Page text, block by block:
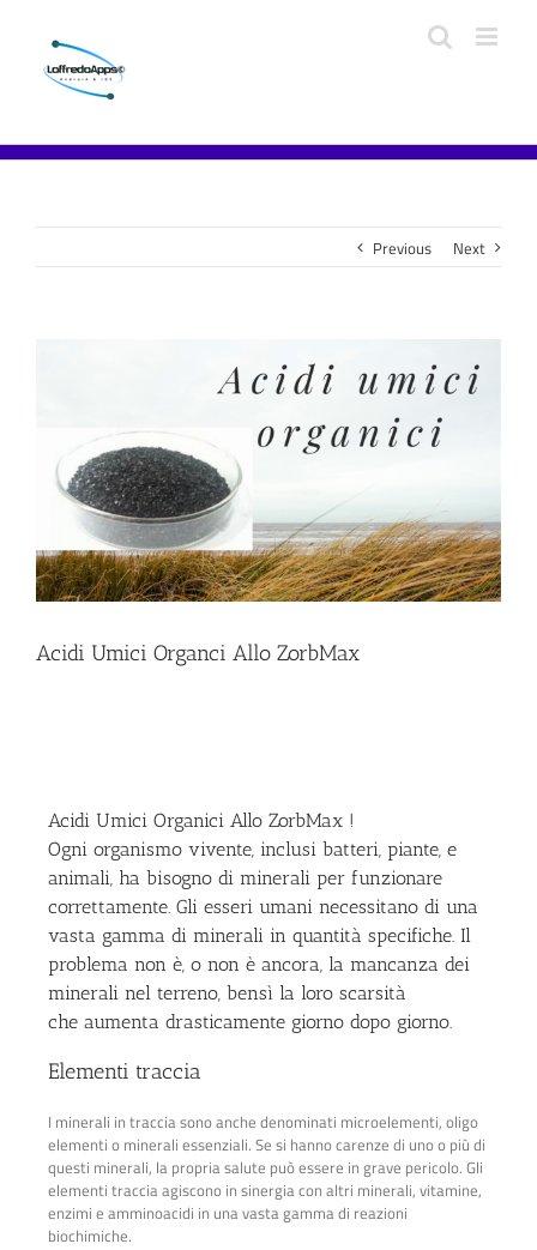
Previous Next
Acidi Umici Organci Allo ZorbMax
Acidi Umici Organici Allo ZorbMax !
Ogni organismo vivente, inclusi batteri, piante, e
animali, ha bisogno di minerali per funzionare
correttamente. Gli esseri umani necessitano di una
vasta gamma di minerali in quantità specifiche. Il
problema non è, o non è ancora, la mancanza dei
minerali nel terreno, bensì la loro scarsità
che aumenta drasticamente giorno dopo giorno.
Elementi traccia
I minerali in traccia sono anche denominati microelementi, oligo
elementi o minerali essenziali. Se si hanno carenze di uno o più di
questi minerali, la propria salute può essere in grave pericolo. Gli
elementi traccia agiscono in sinergia con altri minerali, vitamine,
enzimi e amminoacidi in una vasta gamma di reazioni
biochimiche.